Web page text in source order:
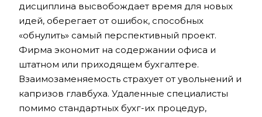
дисциплина высвобождает время для новых
идей, оберегает от ошибок, способных
«обнулить» самый перспективный проект.
Фирма экономит на содержании офиса и
штатном или приходящем бухгалтере.
Взаимозаменяемость страхует от увольнений и
капризов главбуха. Удаленные специалисты
помимо стандартных бухг-их процедур,